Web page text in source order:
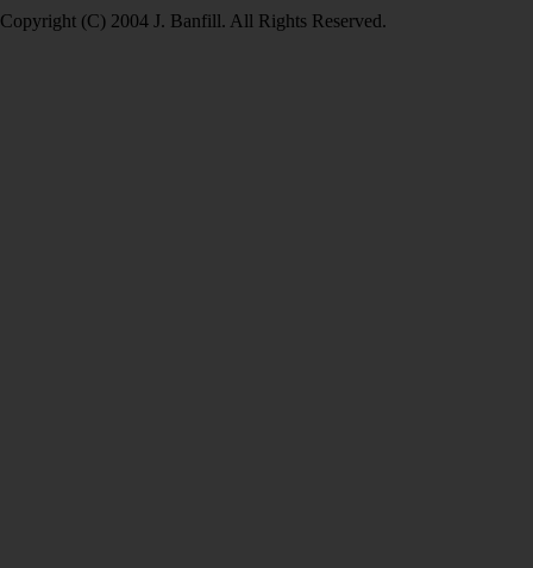
Copyright (C) 2004 J. Banfill. All Rights Reserved.